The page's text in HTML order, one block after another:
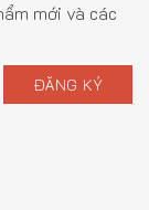
mới và các